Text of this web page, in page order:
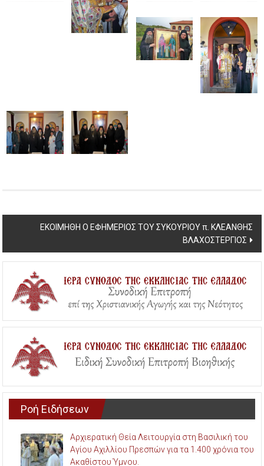
ΕΚΟΙΜΗΘΗ O EΦΗΜΕΡΙΟΣ ΤΟΥ ΣΥΚΟΥΡΙΟΥ π. ΚΛΕΑΝΘΗΣ
ΒΛΑΧΟΣΤΕΡΓΙΟΣ
Ροή Ειδήσεων
Αρχιερατική Θεία Λειτουργία στη Βασιλική του
Αγίου Αχιλλίου Πρεσπών για τα 1.400 χρόνια του
Ακαθίστου Ύμνου.